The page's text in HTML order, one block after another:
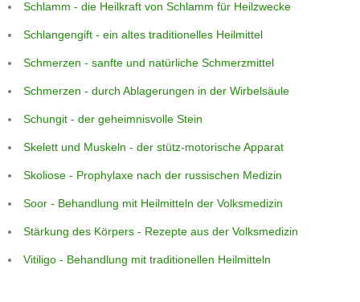
Schlamm - die Heilkraft von Schlamm für Heilzwecke
Schlangengift - ein altes traditionelles Heilmittel
Schmerzen - sanfte und natürliche Schmerzmittel
Schmerzen - durch Ablagerungen in der Wirbelsäule
Schungit - der geheimnisvolle Stein
Skelett und Muskeln - der stütz-motorische Apparat
Skoliose - Prophylaxe nach der russischen Medizin
Soor - Behandlung mit Heilmitteln der Volksmedizin
Stärkung des Körpers - Rezepte aus der Volksmedizin
Vitiligo - Behandlung mit traditionellen Heilmitteln